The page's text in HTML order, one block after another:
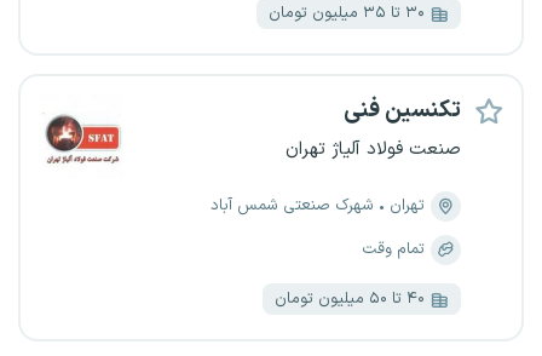
۳۰ تا ۳۵ میلیون تومان
تکنسین فنی
صنعت فولاد آلیاژ تهران
تهران
شهرک صنعتی شمس آباد
تمام وقت
۴۰ تا ۵۰ میلیون تومان